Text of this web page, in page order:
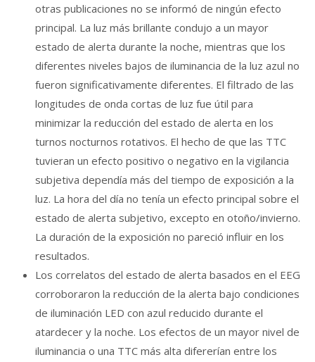
otras publicaciones no se informó de ningún efecto
principal. La luz más brillante condujo a un mayor
estado de alerta durante la noche, mientras que los
diferentes niveles bajos de iluminancia de la luz azul no
fueron significativamente diferentes. El filtrado de las
longitudes de onda cortas de luz fue útil para
minimizar la reducción del estado de alerta en los
turnos nocturnos rotativos. El hecho de que las TTC
tuvieran un efecto positivo o negativo en la vigilancia
subjetiva dependía más del tiempo de exposición a la
luz. La hora del día no tenía un efecto principal sobre el
estado de alerta subjetivo, excepto en otoño/invierno.
La duración de la exposición no pareció influir en los
resultados.
Los correlatos del estado de alerta basados en el EEG
corroboraron la reducción de la alerta bajo condiciones
de iluminación LED con azul reducido durante el
atardecer y la noche. Los efectos de un mayor nivel de
iluminancia o una TTC más alta difererían entre los